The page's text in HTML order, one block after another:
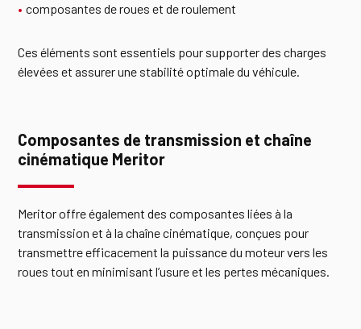
composantes de roues et de roulement
Ces éléments sont essentiels pour supporter des charges
élevées et assurer une stabilité optimale du véhicule.
Composantes de transmission et chaîne
cinématique Meritor
Meritor offre également des composantes liées à la
transmission et à la chaîne cinématique, conçues pour
transmettre efficacement la puissance du moteur vers les
roues tout en minimisant l’usure et les pertes mécaniques.